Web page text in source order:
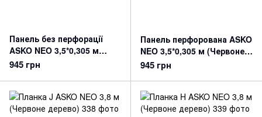
Панель без перфорації
ASKO NEO 3,5*0,305 м
(Червоне дерево)
945 грн
Панель перфорована ASKO
NEO 3,5*0,305 м (Червоне
дерево)
945 грн